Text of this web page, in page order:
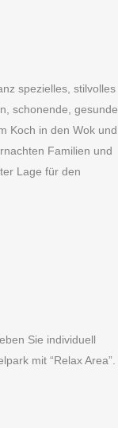
spezielles, stilvolles
schonende, gesunde
Koch in den Wok und
Familien und
Lage für den
Sie individuell
mit “Relax Area”.